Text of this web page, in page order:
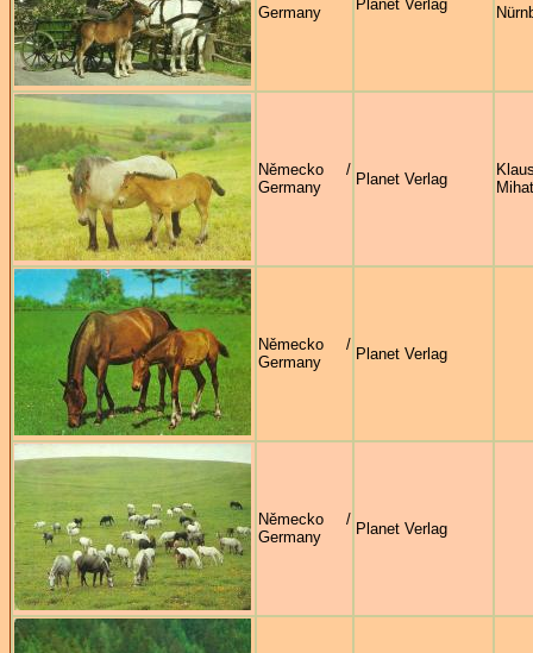
Germany
Planet Verlag
Německo /
Germany
Planet Verlag
Německo /
Germany
Planet Verlag
Německo /
Germany
Planet Verlag